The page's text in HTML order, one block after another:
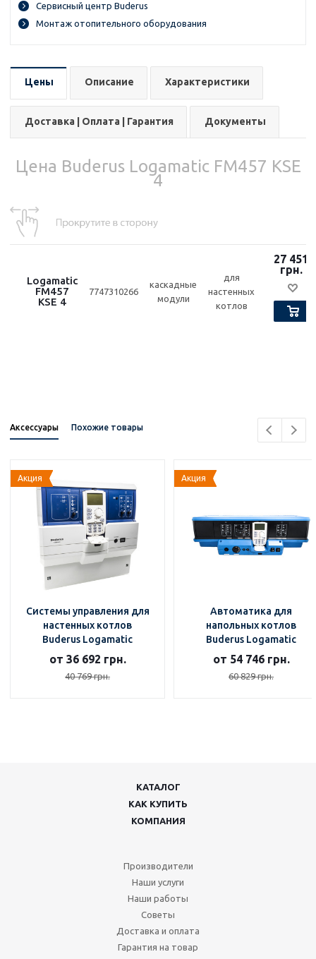
Сервисный центр Buderus
Монтаж отопительного оборудования
Цены Описание Характеристики
Доставка | Оплата | Гарантия Документы
Цена Buderus Logamatic FM457 KSE
4
Logamatic
FM457
KSE 4
7747310266
каскадные
модули
для
настенных
котлов
27 451
грн.
Аксессуары Похожие товары
Акция
Системы управления для
настенных котлов
Buderus Logamatic
4121/4122
от 36 692 грн.
40 769 грн.
Акция
Автоматика для
напольных котлов
Buderus Logamatic
4323/4324
от 54 746 грн.
60 829 грн.
КАТАЛОГ
КАК КУПИТЬ
КОМПАНИЯ
Производители
Наши услуги
Наши работы
Советы
Доставка и оплата
Гарантия на товар